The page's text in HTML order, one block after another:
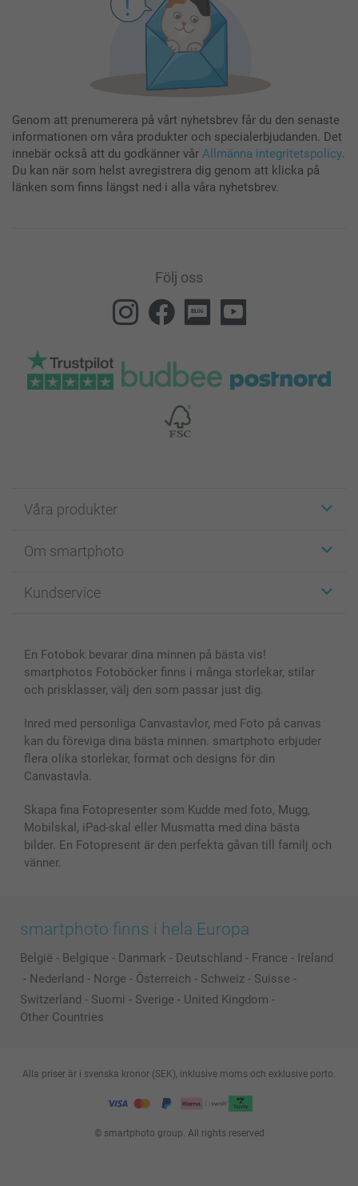
Genom att prenumerera på vårt nyhetsbrev får du den senaste
informationen om våra produkter och specialerbjudanden. Det
innebär också att du godkänner vår Allmänna integritetspolicy.
Du kan när som helst avregistrera dig genom att klicka på
länken som finns längst ned i alla våra nyhetsbrev.
Följ oss
Våra produkter
Fotokort
Fotoböcker
Skal till Mobil & Surfplatta
MyNameBook
Fotoramar & Tillbehör
Presentkort
Alla fotoprodukter
Om smartphoto
För affiliates
Sitemap
Villkor och garantier
Kundservice
smartbonus
Priser & betalning
En Fotobok bevarar dina minnen på bästa vis!
smartphotos Fotoböcker finns i många storlekar, stilar
och prisklasser, välj den som passar just dig.
Inred med personliga Canvastavlor, med Foto på canvas
kan du föreviga dina bästa minnen. smartphoto erbjuder
flera olika storlekar, format och designs för din
Canvastavla.
Skapa fina Fotopresenter som Kudde med foto, Mugg,
Mobilskal, iPad-skal eller Musmatta med dina bästa
bilder. En Fotopresent är den perfekta gåvan till familj och
vänner.
smartphoto finns i hela Europa
België - Belgique - Danmark - Deutschland - France - Ireland
- Nederland - Norge - Österreich - Schweiz - Suisse -
Switzerland - Suomi - Sverige - United Kingdom -
Other Countries
© smartphoto group. All rights reserved
Alla priser är i svenska kronor (SEK), inklusive moms och exklusive porto.